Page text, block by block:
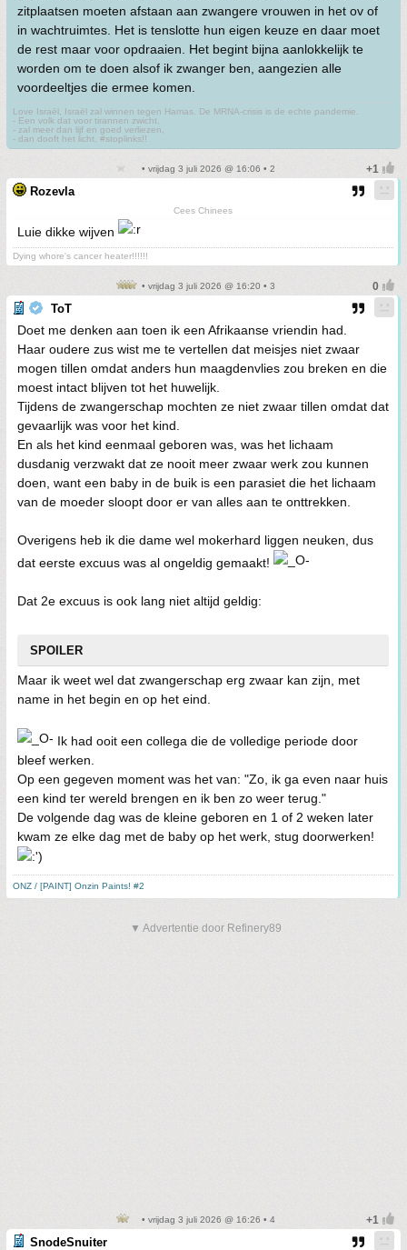
zitplaatsen moeten afstaan aan zwangere vrouwen in het ov of
in wachtruimtes. Het is tenslotte hun eigen keuze en daar moet
de rest maar voor opdraaien. Het begint bijna aanlokkelijk te
worden om te doen alsof ik zwanger ben, aangezien alle
voordeeltjes die ermee komen.
Love Israël, Israël zal winnen tegen Hamas. De MRNA-crisis is de echte pandemie.
- Een volk dat voor tirannen zwicht,
- zal meer dan lijf en goed verliezen,
- dan dooft het licht. #stoplinks!!
• vrijdag 3 juli 2026 @ 16:06 • 2
Rozevla
Cees Chinees
Luie dikke wijven
Dying whore's cancer heater!!!!!!
• vrijdag 3 juli 2026 @ 16:20 • 3
ToT
Doet me denken aan toen ik een Afrikaanse vriendin had.
Haar oudere zus wist me te vertellen dat meisjes niet zwaar
mogen tillen omdat anders hun maagdenvlies zou breken en die
moest intact blijven tot het huwelijk.
Tijdens de zwangerschap mochten ze niet zwaar tillen omdat dat
gevaarlijk was voor het kind.
En als het kind eenmaal geboren was, was het lichaam
dusdanig verzwakt dat ze nooit meer zwaar werk zou kunnen
doen, want een baby in de buik is een parasiet die het lichaam
van de moeder sloopt door er van alles aan te onttrekken.
Overigens heb ik die dame wel mokerhard liggen neuken, dus
dat eerste excuus was al ongeldig gemaakt!
Dat 2e excuus is ook lang niet altijd geldig:
SPOILER
Maar ik weet wel dat zwangerschap erg zwaar kan zijn, met
name in het begin en op het eind.
Ik had ooit een collega die de volledige periode door
bleef werken.
Op een gegeven moment was het van: "Zo, ik ga even naar huis
een kind ter wereld brengen en ik ben zo weer terug."
De volgende dag was de kleine geboren en 1 of 2 weken later
kwam ze elke dag met de baby op het werk, stug doorwerken!
ONZ / [PAINT] Onzin Paints! #2
▼ Advertentie door Refinery89
• vrijdag 3 juli 2026 @ 16:26 • 4
SnodeSnuiter